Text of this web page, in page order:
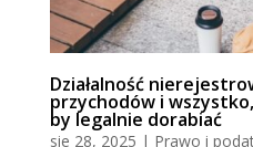
Działalność
przychodów i
by legalnie dorabiać
sie 28, 2025 | Prawo i